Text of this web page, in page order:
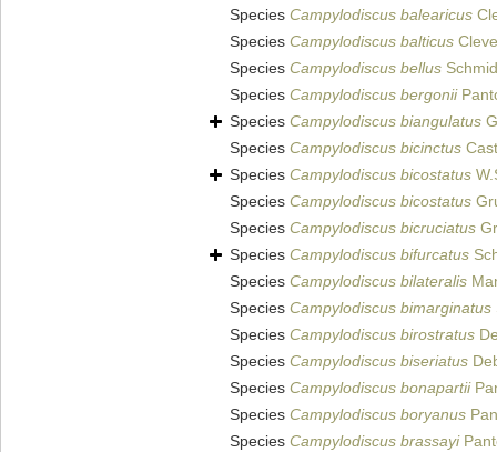
Species Campylodiscus balearicus
Species Campylodiscus balticus Cleve
Species Campylodiscus bellus
Species Campylodiscus bergonii
Species Campylodiscus biangulatus
Species Campylodiscus bicinctus
Species Campylodiscus bicostatus
Species Campylodiscus bicostatus
Species Campylodiscus bicruciatus
Species Campylodiscus bifurcatus
Species Campylodiscus bilateralis
Species Campylodiscus bimarginatus
Species Campylodiscus birostratus
Species Campylodiscus biseriatus
Species Campylodiscus bonapartii
Species Campylodiscus boryanus
Species Campylodiscus brassayi